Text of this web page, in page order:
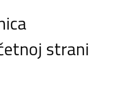
strani